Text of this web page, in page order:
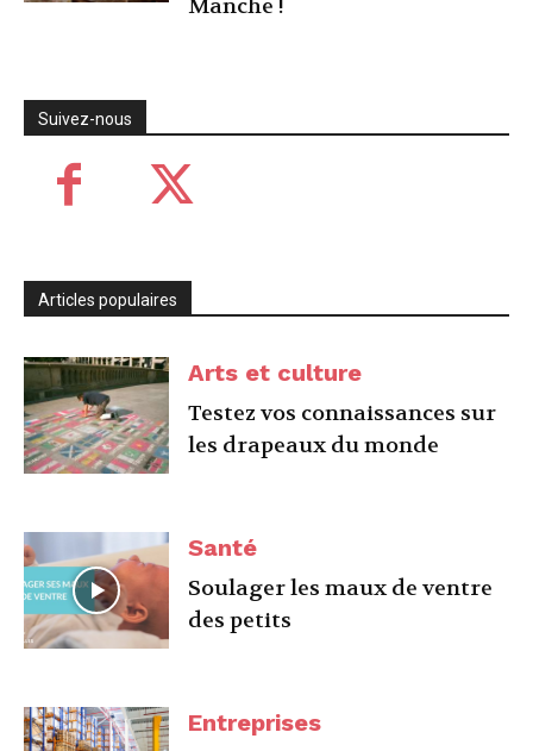
Manche !
Suivez-nous
Articles populaires
Arts et culture
Testez vos connaissances sur
les drapeaux du monde
Santé
Soulager les maux de ventre
des petits
Entreprises